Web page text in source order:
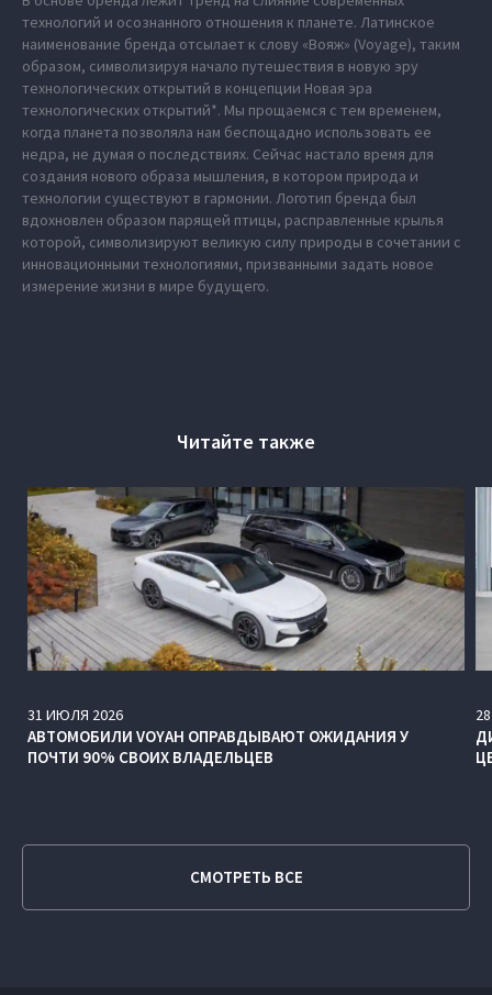
технологий и осознанного отношения к планете. Латинское
наименование бренда отсылает к слову «Вояж» (Voyage), таким
образом, символизируя начало путешествия в новую эру
технологических открытий в концепции Новая эра
технологических открытий*. Мы прощаемся с тем временем,
когда планета позволяла нам беспощадно использовать ее
недра, не думая о последствиях. Сейчас настало время для
создания нового образа мышления, в котором природа и
технологии существуют в гармонии. Логотип бренда был
вдохновлен образом парящей птицы, расправленные крылья
которой, символизируют великую силу природы в сочетании с
инновационными технологиями, призванными задать новое
измерение жизни в мире будущего.
Читайте также
31 ИЮЛЯ 2026
АВТОМОБИЛИ VOYAH ОПРАВДЫВАЮТ ОЖИДАНИЯ У
ПОЧТИ 90% СВОИХ ВЛАДЕЛЬЦЕВ
28
СМОТРЕТЬ ВСЕ